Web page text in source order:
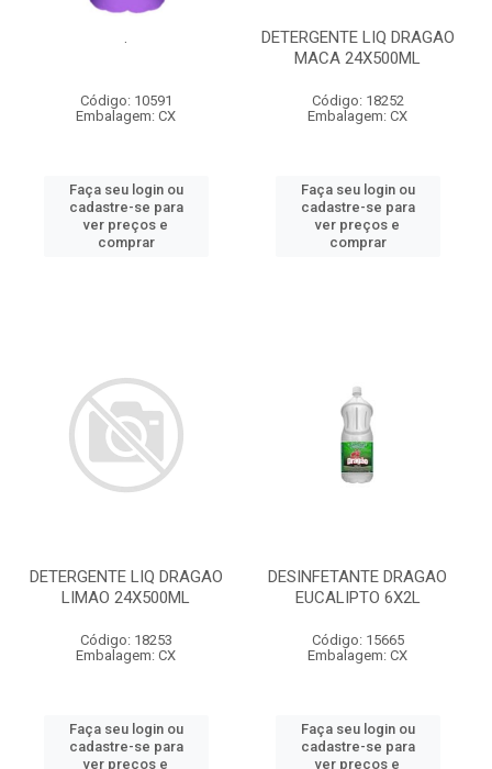
.
Código: 10591
Embalagem: CX
Faça seu login ou
cadastre-se para
ver preços e
comprar
DETERGENTE LIQ DRAGAO
MACA 24X500ML
Código: 18252
Embalagem: CX
Faça seu login ou
cadastre-se para
ver preços e
comprar
DETERGENTE LIQ DRAGAO
LIMAO 24X500ML
Código: 18253
Embalagem: CX
Faça seu login ou
cadastre-se para
ver preços e
DESINFETANTE DRAGAO
EUCALIPTO 6X2L
Código: 15665
Embalagem: CX
Faça seu login ou
cadastre-se para
ver preços e